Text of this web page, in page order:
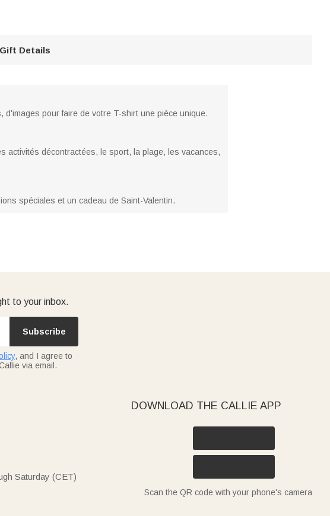
Gift Details
pour faire de votre T-shirt une pièce unique.
activités décontractées, le sport, la plage, les vacances,
spéciales et un cadeau de Saint-Valentin.
to your inbox.
Subscribe
, and I agree to
via email.
Saturday (CET)
DOWNLOAD THE CALLIE APP
Scan the QR code with your phone's camera